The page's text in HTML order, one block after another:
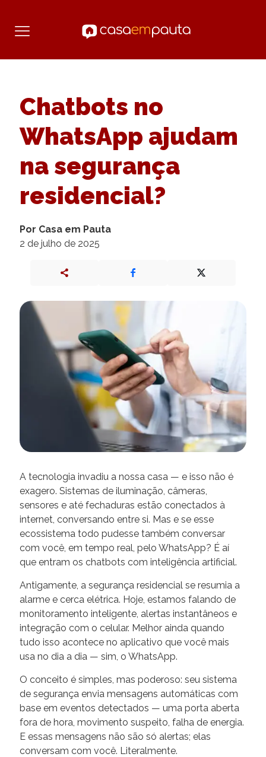
Chatbots no
WhatsApp ajudam
na segurança
residencial?
Por Casa em Pauta
2 de julho de 2025
A tecnologia invadiu a nossa casa — e isso não é
exagero. Sistemas de iluminação, câmeras,
sensores e até fechaduras estão conectados à
internet, conversando entre si. Mas e se esse
ecossistema todo pudesse também conversar
com você, em tempo real, pelo WhatsApp? É aí
que entram os chatbots com inteligência artificial.
Antigamente, a segurança residencial se resumia a
alarme e cerca elétrica. Hoje, estamos falando de
monitoramento inteligente, alertas instantâneos e
integração com o celular. Melhor ainda quando
tudo isso acontece no aplicativo que você mais
usa no dia a dia — sim, o WhatsApp.
O conceito é simples, mas poderoso: seu sistema
de segurança envia mensagens automáticas com
base em eventos detectados — uma porta aberta
fora de hora, movimento suspeito, falha de energia.
E essas mensagens não são só alertas; elas
conversam com você. Literalmente.